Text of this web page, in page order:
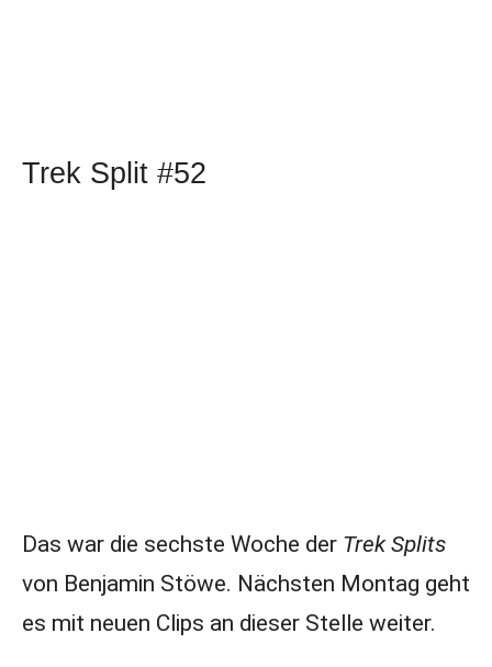
Trek Split #52
Das war die sechste Woche der Trek Splits
von Benjamin Stöwe. Nächsten Montag geht
es mit neuen Clips an dieser Stelle weiter.